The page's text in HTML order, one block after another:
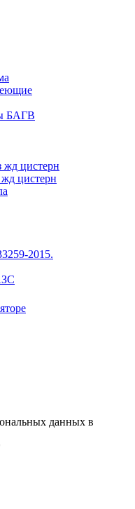
БАГВ
жд цистерн
цистерн
2015.
данных в